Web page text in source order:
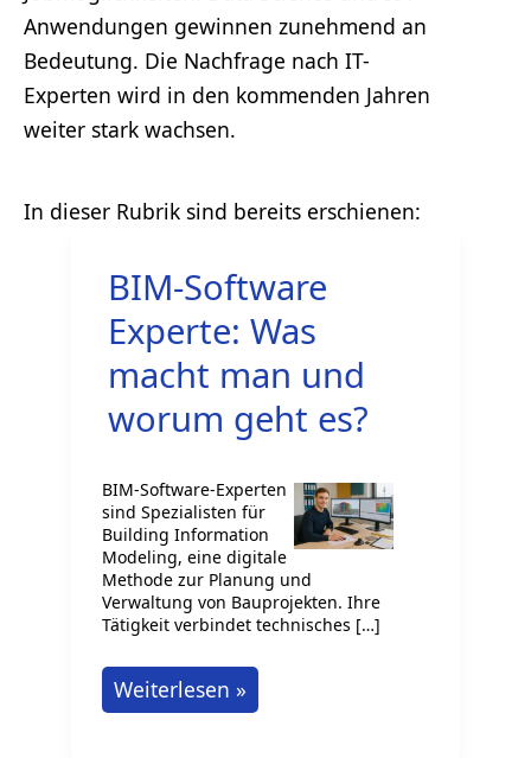
Anwendungen gewinnen zunehmend an
Bedeutung. Die Nachfrage nach IT-
Experten wird in den kommenden Jahren
weiter stark wachsen.
BIM-Software
Experte: Was
macht man und
worum geht es?
BIM-Software-Experten
sind Spezialisten für
Building Information
Modeling, eine digitale
Methode zur Planung und
Verwaltung von Bauprojekten. Ihre
Tätigkeit verbindet technisches […]
BIM-
Software
Weiterlesen »